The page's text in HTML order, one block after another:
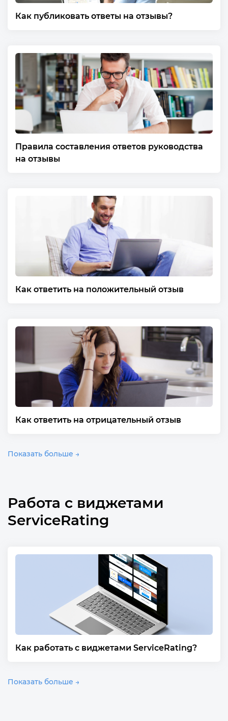
Как публиковать ответы на отзывы?
Правила составления ответов руководства
на отзывы
Как ответить на положительный отзыв
Как ответить на отрицательный отзыв
Показать больше →
Работа с виджетами
ServiceRating
Как работать с виджетами ServiceRating?
Показать больше →